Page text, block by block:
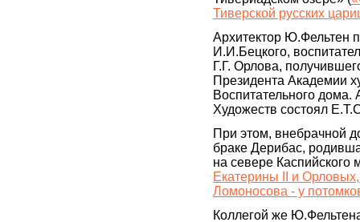
Тиверской русских
Архитектор Ю.Фельтен
И.И.Бецкого,
Г.Г. Орлова,
Президента Академии
Воспитательного дома.
Художеств состоял
При этом, внебрачной
браке Дерибас,
на севере Каспийского
Екатерины II и
Ломоносова - у
Коллегой же